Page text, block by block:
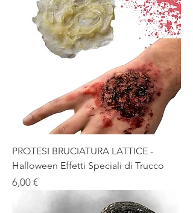
PROTESI BRUCIATURA LATTICE -
Halloween Effetti Speciali di Trucco
Prezzo
6,00 €